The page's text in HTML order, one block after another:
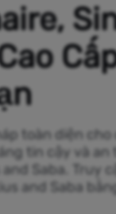
toàn diện
tin cậy và an
and Saba. Truy
and Saba